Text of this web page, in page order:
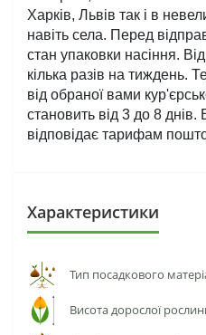
Харків, Львів так і в
навіть села. Перед
стан упаковки насіння.
кілька разів на тиждень.
від обраної вами
становить від 3 до 8 днів.
відповідає тарифам
Характеристики
Тип посадкового
Висота дорослої